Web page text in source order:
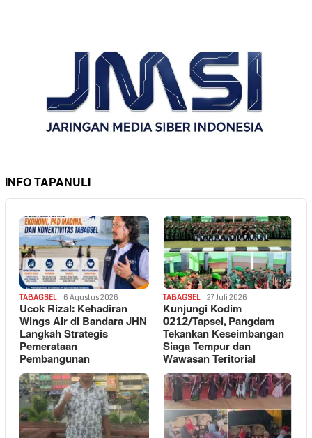
INFO TAPANULI
TABAGSEL 6 Agustus 2026
Ucok Rizal: Kehadiran
Wings Air di Bandara JHN
Langkah Strategis
Pemerataan
Pembangunan
TABAGSEL 27 Juli 2026
Kunjungi Kodim
0212/Tapsel, Pangdam
Tekankan Keseimbangan
Siaga Tempur dan
Wawasan Teritorial